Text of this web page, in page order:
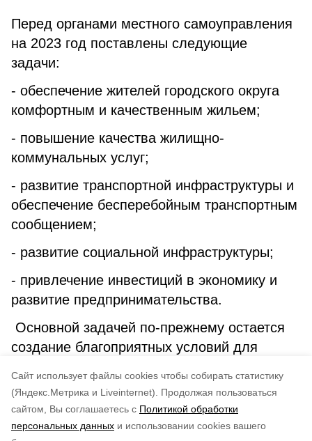
Cайт использует файлы cookies чтобы собирать статистику
(Яндекс.Метрика и Liveinternet).
Продолжая пользоваться
сайтом, Вы соглашаетесь с Политикой обработки
персональных данных и использовании cookies вашего
Перед органами местного самоуправления
на 2023 год поставлены следующие
задачи:
- обеспечение жителей городского округа
комфортным и качественным жильем;
- повышение качества жилищно-
коммунальных услуг;
- развитие транспортной инфраструктуры и
обеспечение бесперебойным транспортным
сообщением;
- развитие социальной инфраструктуры;
- привлечение инвестиций в экономику и
развитие предпринимательства.
Основной задачей по-прежнему остается
создание благоприятных условий для
граждан.
по оценке